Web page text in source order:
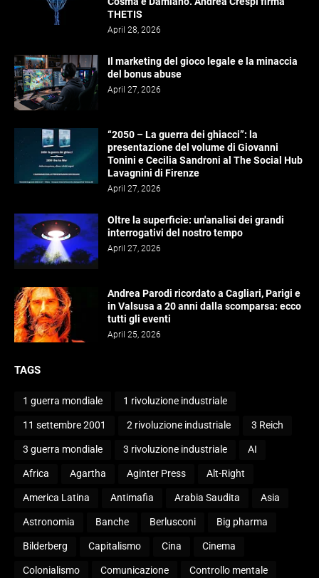
THETIS
April 28, 2026
Il marketing del gioco legale e la minaccia
del bonus abuse
April 27, 2026
“2050 – La guerra dei ghiacci”: la
presentazione del volume di Giovanni
Tonini e Cecilia Sandroni al The Social Hub
Lavagnini di Firenze
April 27, 2026
Oltre la superficie: un'analisi dei grandi
interrogativi del nostro tempo
April 27, 2026
Andrea Parodi ricordato a Cagliari, Parigi e
in Valsusa a 20 anni dalla scomparsa: ecco
tutti gli eventi
April 25, 2026
TAGS
1 guerra mondiale 1 rivoluzione industriale
11 settembre 2001 2 rivoluzione industriale 3 Reich
3 guerra mondiale 3 rivoluzione industriale AI
Africa Agartha Aginter Press Alt-Right
America Latina Antimafia Arabia Saudita Asia
Astronomia Banche Berlusconi Big pharma
Bilderberg Capitalismo Cina Cinema
Colonialismo Comunicazione Controllo mentale